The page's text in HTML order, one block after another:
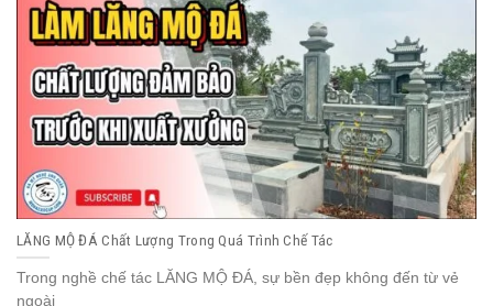
LĂNG MỘ ĐÁ Chất Lượng Trong Quá Trình Chế Tác
Trong nghề chế tác LĂNG MỘ ĐÁ, sự bền đẹp không đến từ vẻ
ngoài